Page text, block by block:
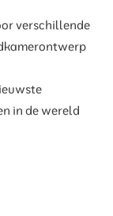
verschillende
in de wereld